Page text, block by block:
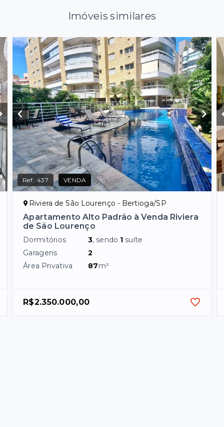
Imóveis similares
Ref.:437 VENDA
Riviera de São Lourenço - Bertioga/SP
Apartamento Alto Padrão à Venda Riviera
de São Lourenço
Dormitórios 3, sendo 1 suíte
Garagens
2
Área Privativa
87m²
R$2.350.000,00